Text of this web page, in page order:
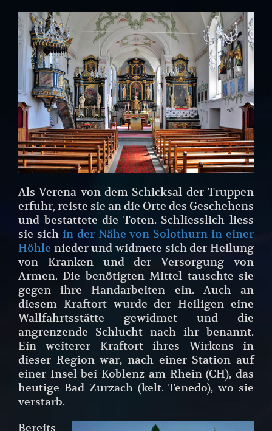
Als Verena von dem Schicksal der Truppen
erfuhr, reiste sie an die Orte des Geschehens
und bestattete die Toten. Schliesslich liess
sie sich in der Nähe von Solothurn in einer
Höhle nieder und widmete sich der Heilung
von Kranken und der Versorgung von
Armen. Die benötigten Mittel tauschte sie
gegen ihre Handarbeiten ein. Auch an
diesem Kraftort wurde der Heiligen eine
Wallfahrtsstätte gewidmet und die
angrenzende Schlucht nach ihr benannt.
Ein weiterer Kraftort ihres Wirkens in
dieser Region war, nach einer Station auf
einer Insel bei Koblenz am Rhein (CH), das
heutige Bad Zurzach (kelt. Tenedo), wo sie
verstarb.
Bereits